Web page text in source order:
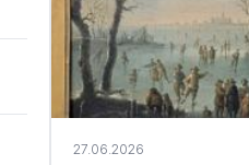
27.06.2026